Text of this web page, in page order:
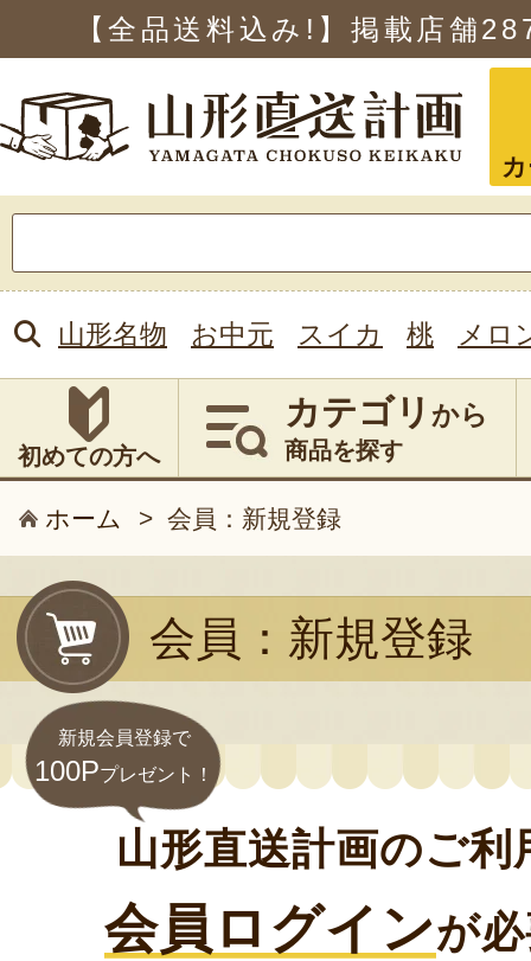
【全品送料込み!】掲載店舗
索:
山形名物 お中元 スイカ 桃 メロ
初めての方へ
カテゴリ から
商品を探す
ホーム > 会員：新規登録
会員：新規登録
新規会員登録で
100Pプレゼント！
山形直送計画のご利
会員ログインが